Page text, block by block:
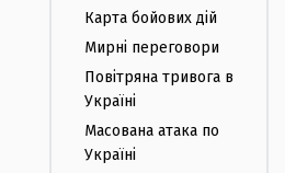
Карта бойових дій
Мирні переговори
Повітряна тривога в
Україні
Масована атака по
Україні